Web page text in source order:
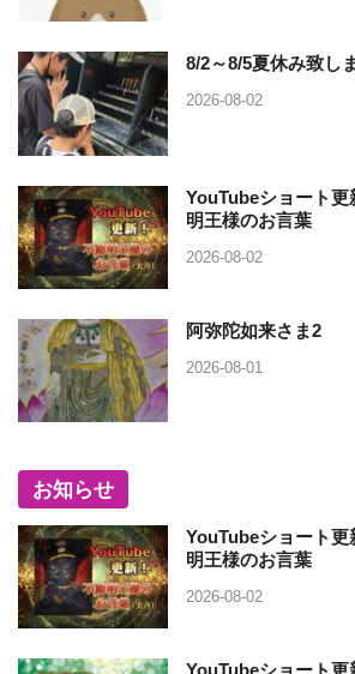
8/2～8/5夏休み致し
2026-08-02
YouTubeショート
明王様のお言葉
2026-08-02
阿弥陀如来さま2
2026-08-01
お知らせ
YouTubeショート
明王様のお言葉
2026-08-02
YouTubeショート